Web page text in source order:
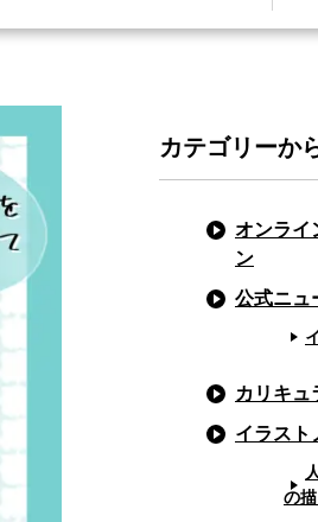
カテゴリーか
オンライ
ン
公式ニュ
カリキュ
イラスト
の